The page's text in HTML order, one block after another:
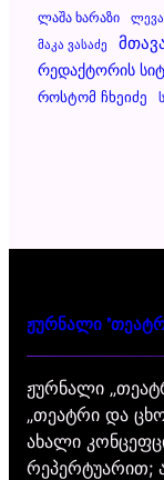
Ლაშა Ხარაზი
Მაკა Ვასაძე
Რედაქტორის
Როსტომ Ჩხეიძე
ჟურნალი
ჟურნალი
„თეატრი და
ახალი
რეპერტუარით;